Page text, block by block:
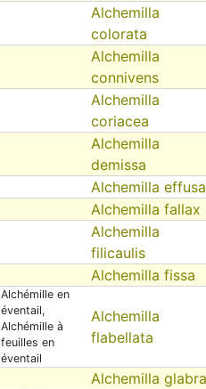
Alchemilla
colorata
Alchemilla
connivens
Alchemilla
coriacea
Alchemilla
demissa
Alchemilla effusa
Alchemilla fallax
Alchemilla
filicaulis
Alchemilla fissa
Alchémille en
éventail,
Alchémille à
feuilles en
éventail
Alchemilla
flabellata
Alchemilla glabra